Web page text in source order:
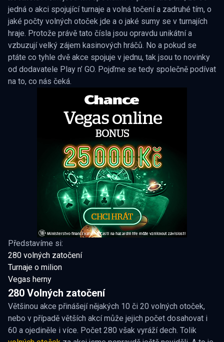
jedná o akci spojující turnaje a volná točení a zadruhé tím, o
jaké počty volných otoček jde a o jaké sumy se v turnajích
hraje. Protože právě tato čísla jsou opravdu unikátní a
vzbuzují velký zájem kasinových hráčů. No a pokud se
ptáte co tyhle dvě akce spojuje v jednu, tak jsou to novinky
od dodavatele Play n’ GO. Pojďme se tedy společně podívat
na to, co nás čeká.
Představíme si:
280 volných zatočení
Turnaje o milion
Vegas herny
280 Volných zatočení
Většinou akce přinášejí nějakých 10 či 20 volných otoček,
nebo v případě větších akcí může jejich počet dosahovat i
60 a ojediněle i více. Počet 280 však vyráží dech. Tolik